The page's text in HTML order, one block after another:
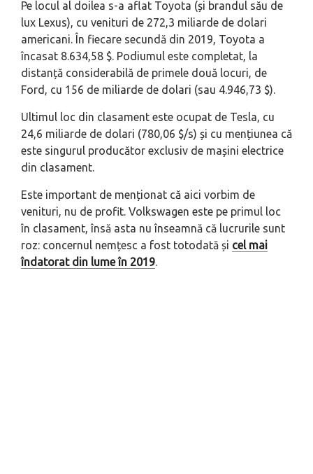
Pe locul al doilea s-a aflat Toyota (și brandul său de
lux Lexus), cu venituri de 272,3 miliarde de dolari
americani. În fiecare secundă din 2019, Toyota a
încasat 8.634,58 $. Podiumul este completat, la
distanță considerabilă de primele două locuri, de
Ford, cu 156 de miliarde de dolari (sau 4.946,73 $).
Ultimul loc din clasament este ocupat de Tesla, cu
24,6 miliarde de dolari (780,06 $/s) și cu mențiunea că
este singurul producător exclusiv de mașini electrice
din clasament.
Este important de menționat că aici vorbim de
venituri, nu de profit. Volkswagen este pe primul loc
în clasament, însă asta nu înseamnă că lucrurile sunt
roz: concernul nemțesc a fost totodată și cel mai
îndatorat din lume în 2019.